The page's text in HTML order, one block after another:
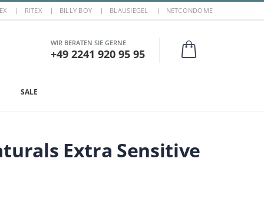
RITEX BILLY BOY BLAUSIEGEL NETCONDOME
WIR BERATEN SIE GERNE
+49 2241 920 95 95
SALE
Extra Sensitive